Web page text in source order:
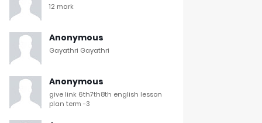
12 mark
Anonymous
Gayathri Gayathri
Anonymous
give link 6th7th8th english lesson
plan term -3